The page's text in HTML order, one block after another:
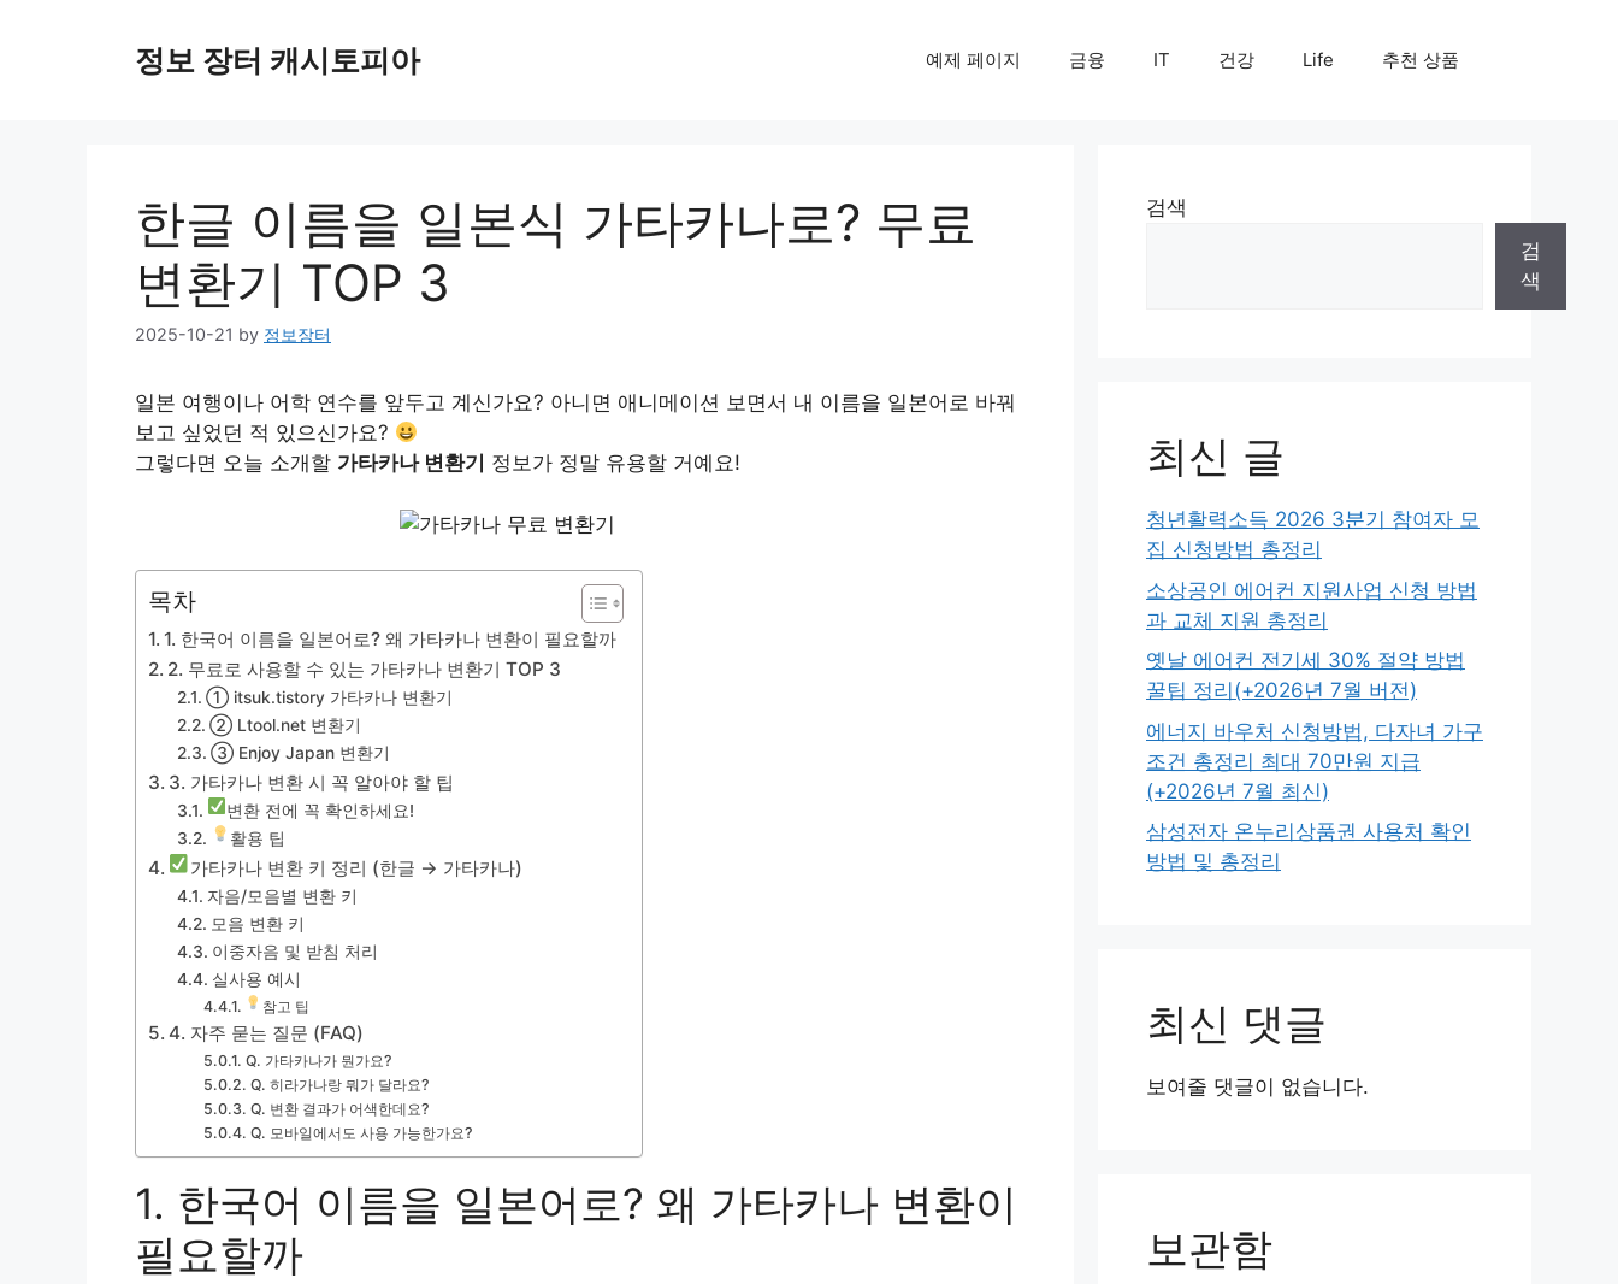
정보 장터 캐시토피아 예제 페이지 금융 IT 건강 Life 추천 상품
한글 이름을 일본식 가타카나로? 무료
변환기 TOP 3
2025-10-21 by 정보장터
일본 여행이나 어학 연수를 앞두고 계신가요? 아니면 애니메이션 보면서 내 이름을 일본어로 바꿔
보고 싶었던 적 있으신가요?
그렇다면 오늘 소개할 가타카나 변환기 정보가 정말 유용할 거예요!
목차
1. 한국어 이름을 일본어로? 왜 가타카나 변환이 필요할까
2. 무료로 사용할 수 있는 가타카나 변환기 TOP 3
① itsuk.tistory 가타카나 변환기
② Ltool.net 변환기
③ Enjoy Japan 변환기
3. 가타카나 변환 시 꼭 알아야 할 팁
변환 전에 꼭 확인하세요!
활용 팁
가타카나 변환 키 정리 (한글 → 가타카나)
자음/모음별 변환 키
모음 변환 키
이중자음 및 받침 처리
실사용 예시
참고 팁
4. 자주 묻는 질문 (FAQ)
Q. 가타카나가 뭔가요?
Q. 히라가나랑 뭐가 달라요?
Q. 변환 결과가 어색한데요?
Q. 모바일에서도 사용 가능한가요?
1. 한국어 이름을 일본어로? 왜 가타카나 변환이
필요할까
검색
검
색
최신 글
청년활력소득 2026 3분기 참여자 모
집 신청방법 총정리
소상공인 에어컨 지원사업 신청 방법
과 교체 지원 총정리
옛날 에어컨 전기세 30% 절약 방법
꿀팁 정리(+2026년 7월 버전)
에너지 바우처 신청방법, 다자녀 가구
조건 총정리 최대 70만원 지급
(+2026년 7월 최신)
삼성전자 온누리상품권 사용처 확인
방법 및 총정리
최신 댓글
보여줄 댓글이 없습니다.
보관함